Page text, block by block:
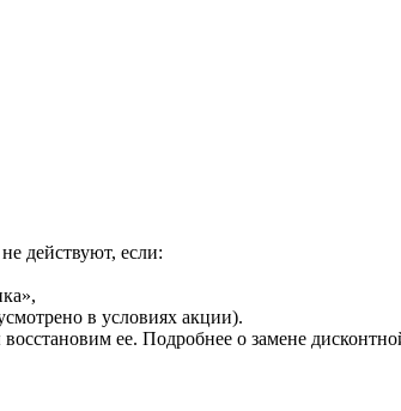
действуют, если:
в условиях акции).
ее. Подробнее о замене